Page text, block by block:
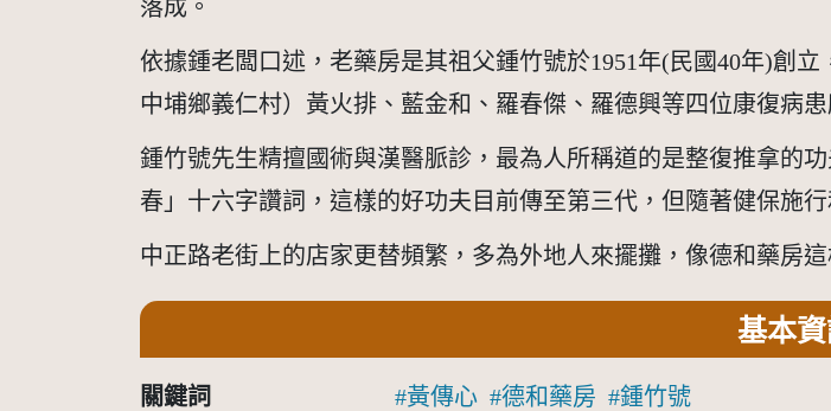
落成。
依據鍾老闆口述，老藥房是其祖父鍾竹號於1951年(民國40年)創
中埔鄉義仁村）黃火排、藍金和、羅春傑、羅德興等四位康復病
鍾竹號先生精擅國術與漢醫脈診，最為人所稱道的是整復推拿的
春」十六字讚詞，這樣的好功夫目前傳至第三代，但隨著健保施
中正路老街上的店家更替頻繁，多為外地人來擺攤，像德和藥房
基本
關鍵詞 黃傳心 德和藥房 鍾竹號